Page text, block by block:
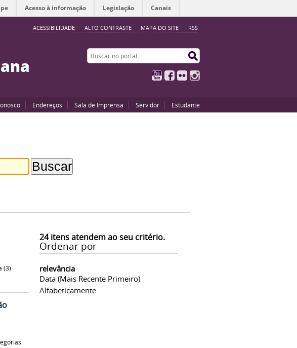
ACESSIBILIDADE ALTO CONTRASTE MAPA DO SITE RSS
Acesso à informação Legislação Canais
Buscar no portal
YouTubeFacebook
Flickr
Endereços Sala de Imprensa Servidor Estudante
24itens atendem ao seu critério.
Ordenar por
relevância
Data (mais Recente Primeiro)
Alfabeticamente
(3)